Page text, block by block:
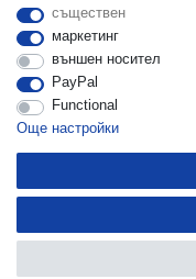
съществен
маркетинг
външен носител
PayPal
Functional
Още настройки